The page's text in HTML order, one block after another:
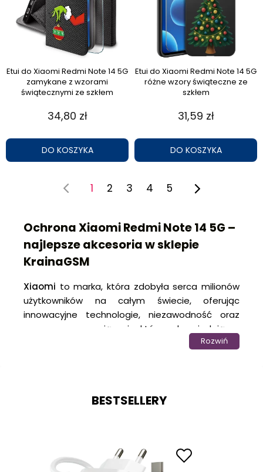
Etui do Xiaomi Redmi Note 14 5G
zamykane z wzorami
świątecznymi ze szkłem
34,80 zł
DO KOSZYKA
Etui do Xiaomi Redmi Note 14 5G
różne wzory świąteczne ze
szkłem
31,59 zł
DO KOSZYKA
1 2 3 4 5
Ochrona Xiaomi Redmi Note 14 5G –
najlepsze akcesoria w sklepie
KrainaGSM
Xiaomi to marka, która zdobyła serca milionów
użytkowników na całym świecie, oferując
innowacyjne technologie, niezawodność oraz
nowoczesne rozwiązania, które odpowiadają na
potrzeby współczesnych użytkowników. Nowy
wyświetlaczem o wysokiej rozdzielczości,
świetnym parametrom technicznym, telefon
Rozwiń
BESTSELLERY